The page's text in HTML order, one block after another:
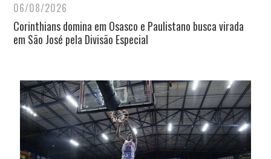
06/08/2026
Corinthians domina em Osasco e Paulistano busca virada
em São José pela Divisão Especial